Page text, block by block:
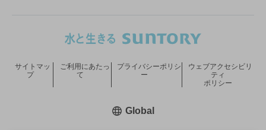
サイトマッ
プ
ご利用にあたっ
て
プライバシーポリシ
ー
ウェブアクセシビリ
ティ
ポリシー
Global新しいウィンドウで開く